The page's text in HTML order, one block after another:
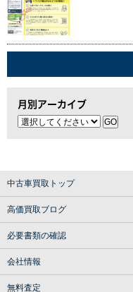
月別アーカイブ
中古車買取トップ
高価買取ブログ
必要書類の確認
会社情報
無料査定